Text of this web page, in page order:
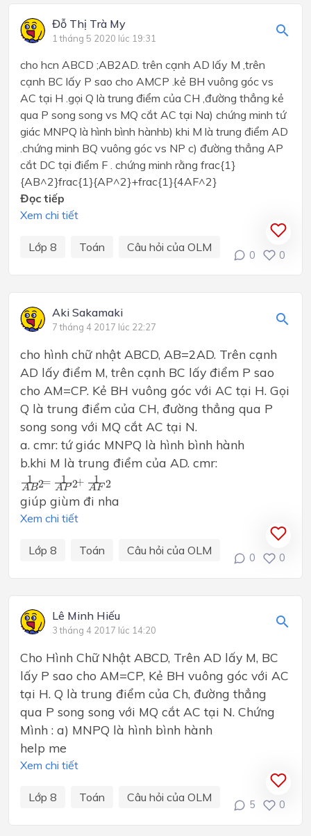
Đỗ Thị Trà My
1 tháng 5 2020 lúc 19:31
cho hcn ABCD ;AB2AD. trên cạnh AD lấy M ,trên
cạnh BC lấy P sao cho AMCP .kẻ BH vuông góc vs
AC tại H .gọi Q là trung điểm của CH ,đường thẳng kẻ
qua P song song vs MQ cắt AC tại Na) chứng minh tứ
giác MNPQ là hình bình hànhb) khi M là trung điểm AD
.chứng minh BQ vuông góc vs NP c) đường thẳng AP
cắt DC tại điểm F . chứng minh rằng frac{1}
{AB^2}frac{1}{AP^2}+frac{1}{4AF^2}
Đọc tiếp
Xem chi tiết
Lớp 8 Toán Câu hỏi của OLM
0 0
Aki Sakamaki
7 tháng 4 2017 lúc 22:27
cho hình chữ nhật ABCD, AB=2AD. Trên cạnh
AD lấy điểm M, trên cạnh BC lấy điểm P sao
cho AM=CP. Kẻ BH vuông góc với AC tại H. Gọi
Q là trung điểm của CH, đường thẳng qua P
song song với MQ cắt AC tại N.
a. cmr: tứ giác MNPQ là hình bình hành
b.khi M là trung điểm của AD. cmr:
1
AB2= 1
AP 2+ 1
AF 2
A 1A 2 1
giúp giùm đi nha
Xem chi tiết
Lớp 8 Toán Câu hỏi của OLM
0 0
Lê Minh Hiếu
3 tháng 4 2017 lúc 14:20
Cho Hình Chữ Nhật ABCD, Trên AD lấy M, BC
lấy P sao cho AM=CP, Kẻ BH vuông góc với AC
tại H. Q là trung điểm của Ch, đường thẳng
qua P song song với MQ cắt AC tại N. Chứng
Mình : a) MNPQ là hình bình hành
help me
Xem chi tiết
Lớp 8 Toán Câu hỏi của OLM
5 0